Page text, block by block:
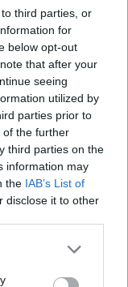
third parties, or
for
below opt-out
that after your
seeing
utilized by
parties prior to
of the further
third parties on the
information may
the IAB’s List of
disclose it to other
Πλαίσιο για
που
για τα
του
στο Καστέλλι
που δεν
ιστοσελίδες